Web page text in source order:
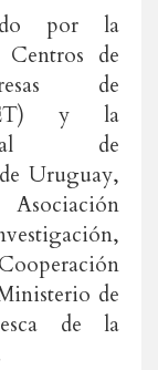
por la
Centros de
de
y la
de
Uruguay,
de
de la